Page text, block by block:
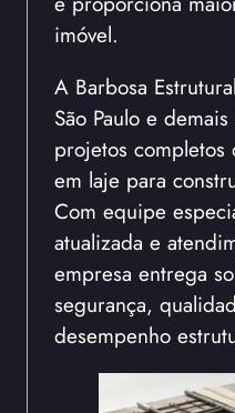
imóvel.
A Barbosa
São Paulo e
projetos
em laje para
Com equipe
atualizada e
empresa entrega
segurança,
desempenho